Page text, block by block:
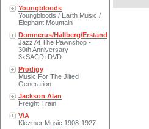
Youngbloods
Youngbloods / Earth Music /
Elephant Mountain
Domnerus/Hallberg/Erstand
Jazz At The Pawnshop -
30th Anniversary
3xSACD+DVD
Prodigy
Music For The Jilted
Generation
Jackson Alan
Freight Train
V/A
Klezmer Music 1908-1927